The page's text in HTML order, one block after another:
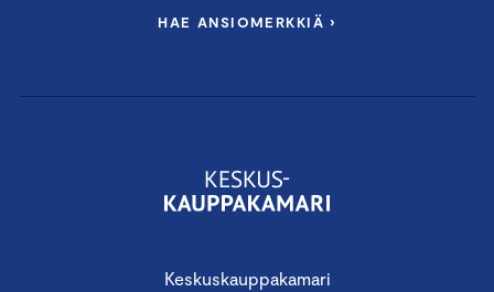
Keskuskauppakamari
HAE ANSIOMERKKIÄ ›